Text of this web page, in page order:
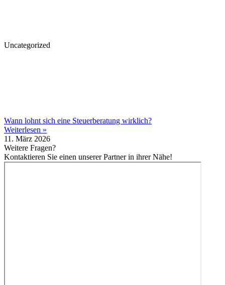
Uncategorized
Wann lohnt sich eine Steuerberatung wirklich?
Weiterlesen »
11. März 2026
Weitere Fragen?
Kontaktieren Sie einen unserer Partner in ihrer Nähe!